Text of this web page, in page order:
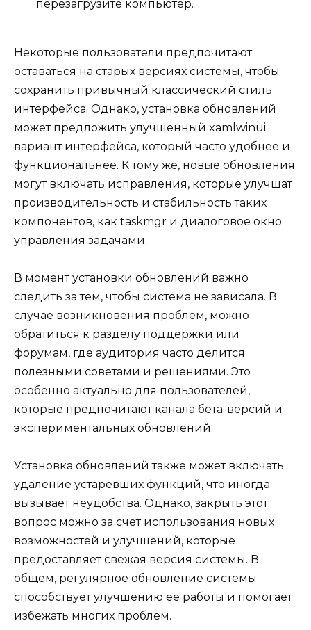
перезагрузите компьютер.
Некоторые пользователи предпочитают
оставаться на старых версиях системы, чтобы
сохранить привычный классический стиль
интерфейса. Однако, установка обновлений
может предложить улучшенный xamlwinui
вариант интерфейса, который часто удобнее и
функциональнее. К тому же, новые обновления
могут включать исправления, которые улучшат
производительность и стабильность таких
компонентов, как taskmgr и диалоговое окно
управления задачами.
В момент установки обновлений важно
следить за тем, чтобы система не зависала. В
случае возникновения проблем, можно
обратиться к разделу поддержки или
форумам, где аудитория часто делится
полезными советами и решениями. Это
особенно актуально для пользователей,
которые предпочитают канала бета-версий и
экспериментальных обновлений.
Установка обновлений также может включать
удаление устаревших функций, что иногда
вызывает неудобства. Однако, закрыть этот
вопрос можно за счет использования новых
возможностей и улучшений, которые
предоставляет свежая версия системы. В
общем, регулярное обновление системы
способствует улучшению ее работы и помогает
избежать многих проблем.